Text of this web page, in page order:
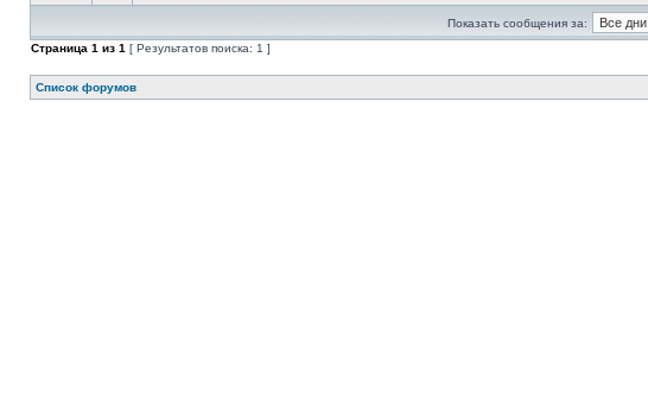
Показать сообщения за:
Страница 1 из 1 [ Результатов поиска: 1 ]
Список форумов